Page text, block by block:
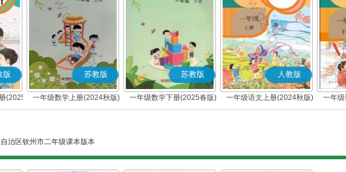
版
(2025
苏教版
一年级数学上册(2024秋版)
苏教版
一年级数学下册(2025春版)
人教版
一年级语文上册(2024秋版)
(部编版)
一年
治区钦州市二年级课本版本